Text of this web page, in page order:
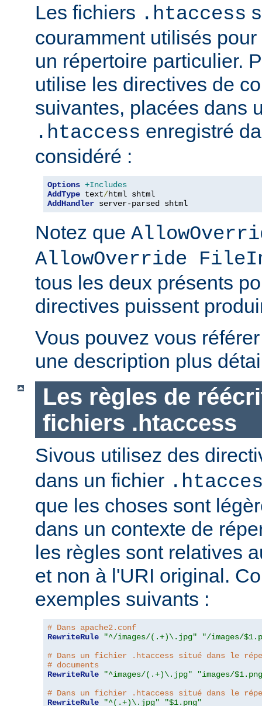
Les fichiers .htaccess
couramment utilisés
un répertoire particulier.
utilise les directives de
suivantes, placées dans
.htaccess enregistré
considéré :
Options +Includes
AddType text/
AddHandler server-parsed shtml
Notez que
AllowOverride
tous les deux présents
directives puissent
Vous pouvez vous
une description plus
Les règles de
fichiers .htaccess
Sivous utilisez des
dans un fichier
que les choses sont
dans un contexte de
les règles sont relatives
et non à l'URI original.
exemples suivants :
# Dans apache2.conf
RewriteRule
"^/images/(.+)\.jpg"
"/images/
# Dans un fichier .htaccess situé dans le
# documents
RewriteRule
"^images/(.+)\.jpg"
"images/
# Dans un fichier .htaccess situé dans le
RewriteRule
"^(.+)\.jpg" "$1.png"